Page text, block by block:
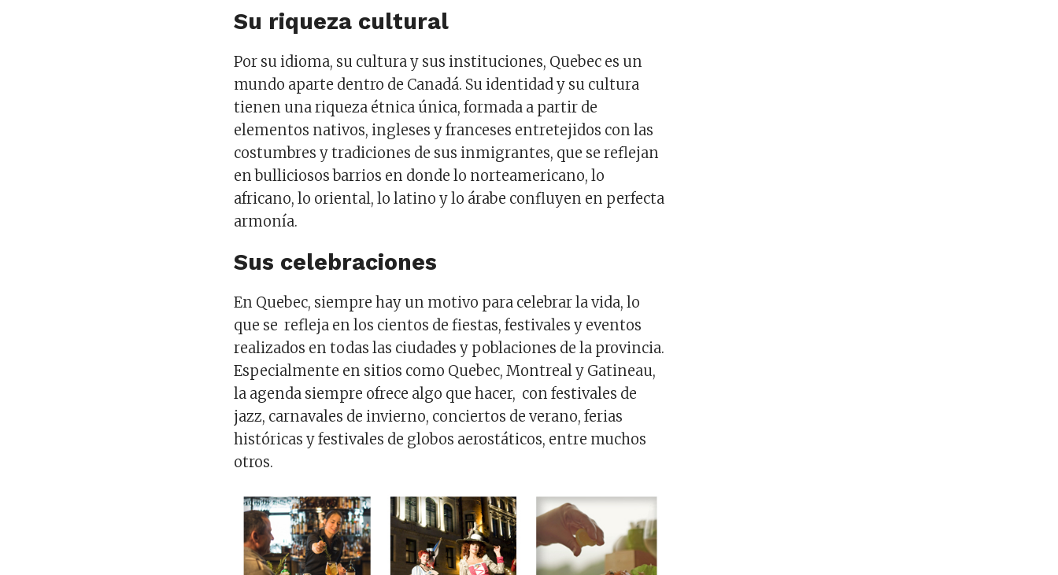
Su riqueza cultural
Por su idioma, su cultura y sus instituciones, Quebec es un
mundo aparte dentro de Canadá. Su identidad y su cultura
tienen una riqueza étnica única, formada a partir de
elementos nativos, ingleses y franceses entretejidos con las
costumbres y tradiciones de sus inmigrantes, que se reflejan
en bulliciosos barrios en donde lo norteamericano, lo
africano, lo oriental, lo latino y lo árabe confluyen en perfecta
armonía.
Sus celebraciones
En Quebec, siempre hay un motivo para celebrar la vida, lo
que se refleja en los cientos de fiestas, festivales y eventos
realizados en todas las ciudades y poblaciones de la provincia.
Especialmente en sitios como Quebec, Montreal y Gatineau,
la agenda siempre ofrece algo que hacer, con festivales de
jazz, carnavales de invierno, conciertos de verano, ferias
históricas y festivales de globos aerostáticos, entre muchos
otros.